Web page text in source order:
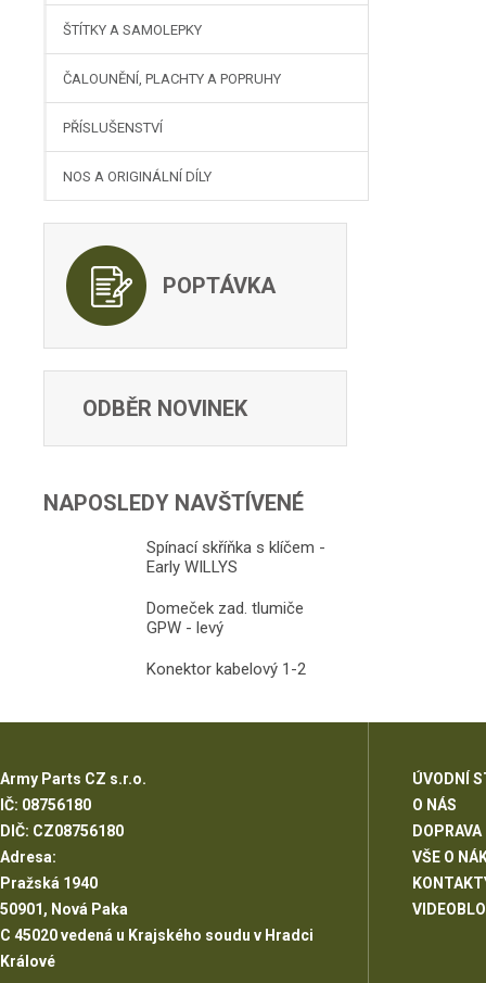
ŠTÍTKY A SAMOLEPKY
ČALOUNĚNÍ, PLACHTY A POPRUHY
PŘÍSLUŠENSTVÍ
NOS A ORIGINÁLNÍ DÍLY
POPTÁVKA
ODBĚR NOVINEK
NAPOSLEDY NAVŠTÍVENÉ
Spínací skříňka s klíčem -
Early WILLYS
Domeček zad. tlumiče
GPW - levý
Konektor kabelový 1-2
Army Parts CZ s.r.o.
IČ: 08756180
DIČ: CZ08756180
Adresa:
Pražská 1940
50901, Nová Paka
C 45020 vedená u Krajského soudu v Hradci
Králové
ÚVODNÍ
O NÁS
DOPRAVA
VŠE O